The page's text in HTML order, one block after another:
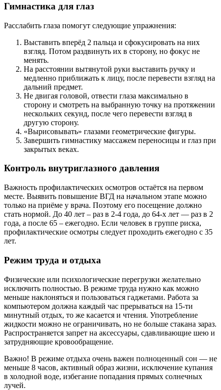
Гимнастика для глаз
Расслабить глаза помогут следующие упражнения:
Выставить вперёд 2 пальца и сфокусировать на них
взгляд. Потом раздвинуть их в сторону, но фокус не
менять.
На расстоянии вытянутой руки выставить ручку и
медленно приближать к лицу, после перевести взгляд на
дальний предмет.
Не двигая головой, отвести глаза максимально в
сторону и смотреть на выбранную точку на протяжении
нескольких секунд, после чего перевести взгляд в
другую сторону.
«Вырисовывать» глазами геометрические фигуры.
Завершить гимнастику массажем переносицы и глаз при
закрытых веках.
Контроль внутриглазного давления
Важность профилактических осмотров остаётся на первом
месте. Выявить повышение ВГД на начальном этапе можно
только на приёме у врача. Поэтому его посещение должно
стать нормой. До 40 лет – раз в 2-4 года, до 64-х лет — раз в 2
года, а после 65 – ежегодно. Если человек в группе риска,
профилактические осмотры следует проходить ежегодно с 35
лет.
Режим труда и отдыха
Физические или психологические перегрузки желательно
исключить полностью. В режиме труда нужно как можно
меньше наклоняться и пользоваться гаджетами. Работа за
компьютером должна каждый час прерываться на 15-ти
минутный отдых, то же касается и чтения. Употребление
жидкости можно не ограничивать, но не больше стакана зараз.
Распространяется запрет на аксессуары, сдавливающие шею и
затрудняющие кровообращение.
Важно! В режиме отдыха очень важен полноценный сон — не
меньше 8 часов, активный образ жизни, исключение купания
в холодной воде, избегание попадания прямых солнечных
лучей.